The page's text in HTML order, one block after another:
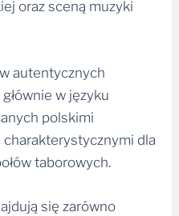
oraz sceną muzyki
autentycznych
w języku
polskimi
dla
taborowych.
się zarówno